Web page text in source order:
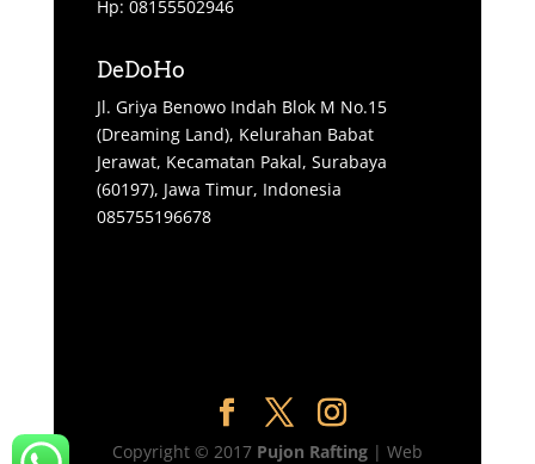
Hp: 08155502946
DeDoHo
Jl. Griya Benowo Indah Blok M No.15
(Dreaming Land), Kelurahan Babat
Jerawat, Kecamatan Pakal, Surabaya
(60197), Jawa Timur, Indonesia
085755196678
Copyright © 2017 Pujon Rafting| Web